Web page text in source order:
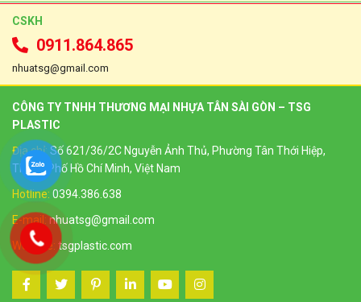
CSKH
0911.864.865
nhuatsg@gmail.com
CÔNG TY TNHH THƯƠNG MẠI NHỰA TÂN SÀI GÒN – TSG
PLASTIC
Địa chỉ: Số 621/36/2C Nguyễn Ảnh Thủ, Phường Tân Thới Hiệp,
Thành Phố Hồ Chí Minh, Việt Nam
Hotline: 0394.386.638
E-mail: nhuatsg@gmail.com
Website: tsgplastic.com